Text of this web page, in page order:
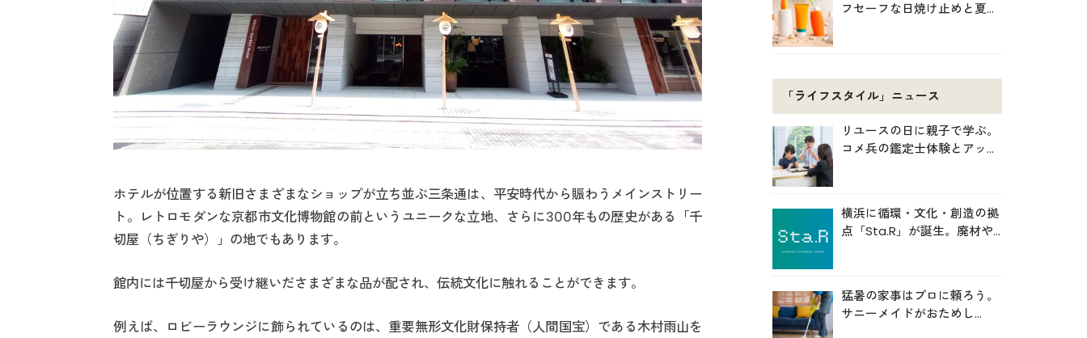
ホテルが位置する新旧さまざまなショップが立ち並ぶ三条通は、平安時代から賑わうメインストリー
ト。レトロモダンな京都市文化博物館の前というユニークな立地、さらに300年もの歴史がある「千
切屋（ちぎりや）」の地でもあります。
館内には千切屋から受け継いださまざまな品が配され、伝統文化に触れることができます。
例えば、ロビーラウンジに飾られているのは、重要無形文化財保持者（人間国宝）である木村雨山を
フセーフな日焼け止めと夏の
「ライフスタイル」ニュース
リユースの日に親子で学ぶ。
コメ兵の鑑定士体験とアップ
横浜に循環・文化・創造の拠
点「Sta.R」が誕生。廃材や
猛暑の家事はプロに頼ろう。
サニーメイドがおためし